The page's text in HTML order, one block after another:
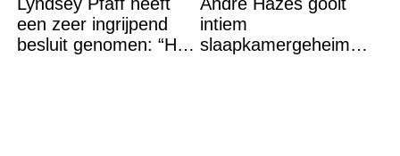
Lyndsey Pfaff heeft
een zeer ingrijpend
besluit genomen: “Het
André Hazes gooit
intiem
slaapkamergeheim